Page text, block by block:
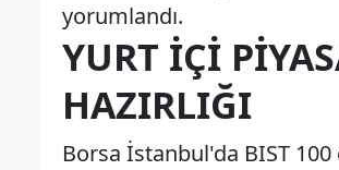
yorumlandı.
YURT İÇI
HAZIRLIĞI
Borsa İstanbul'da BIST